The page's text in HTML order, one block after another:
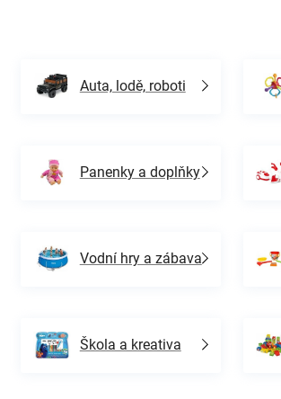
Auta, lodě, roboti
Panenky a doplňky
Vodní hry a zábava
Škola a kreativa